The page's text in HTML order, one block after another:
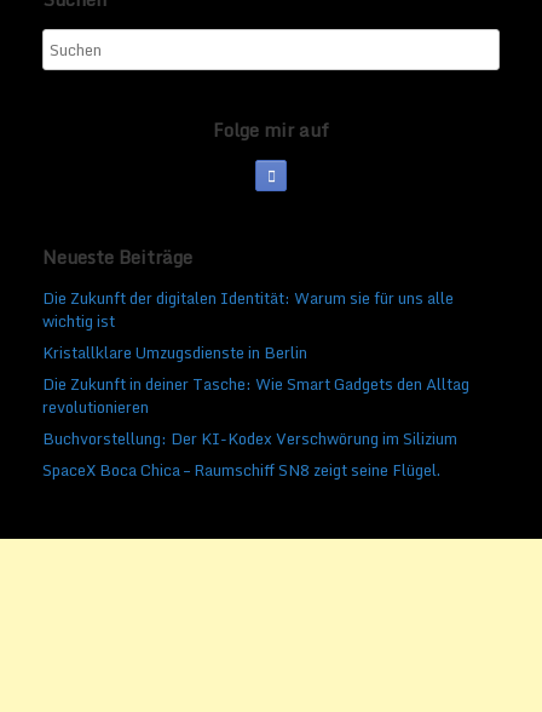
Folge mir auf
Neueste Beiträge
Die Zukunft der digitalen Identität: Warum sie für uns alle
wichtig ist
Kristallklare Umzugsdienste in Berlin
Die Zukunft in deiner Tasche: Wie Smart Gadgets den Alltag
revolutionieren
Buchvorstellung: Der KI-Kodex Verschwörung im Silizium
SpaceX Boca Chica – Raumschiff SN8 zeigt seine Flügel.